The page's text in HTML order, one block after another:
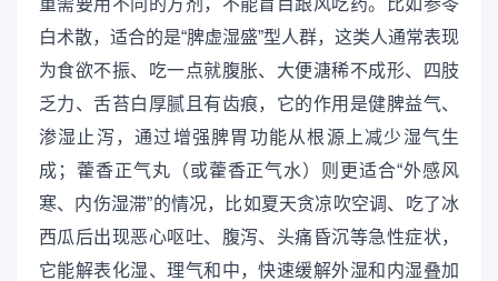
白术散，适合的是“脾虚湿盛”型人群，这类人通常表现
为食欲不振、吃一点就腹胀、大便溏稀不成形、四肢
乏力、舌苔白厚腻且有齿痕，它的作用是健脾益气、
渗湿止泻，通过增强脾胃功能从根源上减少湿气生
成；藿香正气丸（或藿香正气水）则更适合“外感风
寒、内伤湿滞”的情况，比如夏天贪凉吹空调、吃了冰
西瓜后出现恶心呕吐、腹泻、头痛昏沉等急性症状，
它能解表化湿、理气和中，快速缓解外湿和内湿叠加